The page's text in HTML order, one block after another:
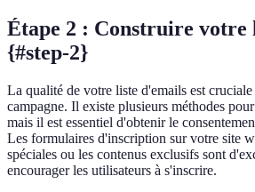
Étape 2 : Construire votre
{#step-2}
La qualité de votre liste d'emails est
campagne. Il existe plusieurs méthodes
mais il est essentiel d'obtenir le
Les formulaires d'inscription sur votre site
spéciales ou les contenus exclusifs sont
encourager les utilisateurs à s'inscrire.